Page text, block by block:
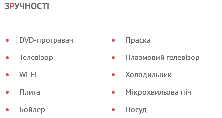
ЗРУЧНОСТІ
DVD-програвач
Телевізор
Wi-Fi
Плита
Бойлер
Праска
Плазмовий телевізор
Холодильник
Мікрохвильова піч
Посуд